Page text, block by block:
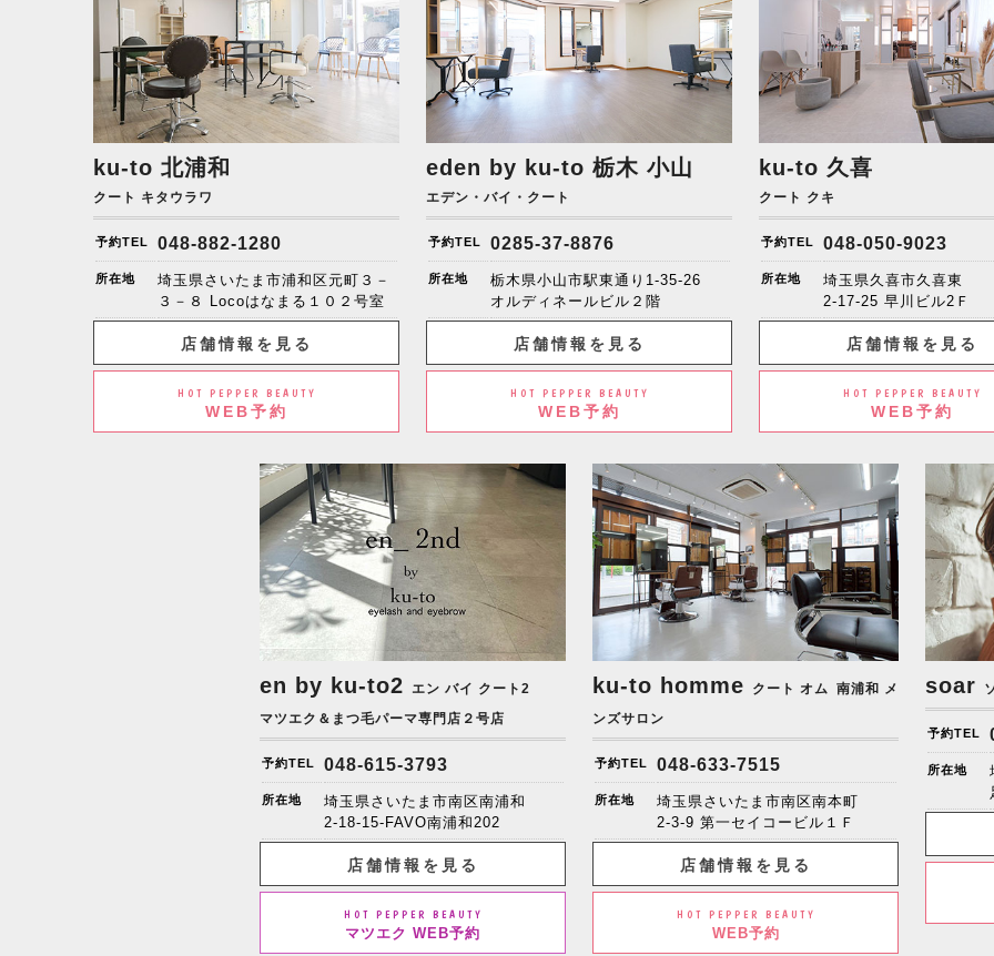
ku-to 北浦和
クート キタウラワ
予約TEL 048-882-1280
所在地
埼玉県さいたま市浦和区元町３－
３－８ Locoはなまる１０２号室
店舗情報を見る
HOT PEPPER BEAUTY
WEB予約
eden by ku-to 栃木 小山
エデン・バイ・クート
予約TEL 0285-37-8876
所在地
栃木県小山市駅東通り1-35-26
オルディネールビル２階
店舗情報を見る
HOT PEPPER BEAUTY
WEB予約
ku-to 久喜
クート クキ
予約TEL 048-050-9023
所在地
埼玉県久喜市久喜東
2-17-25 早川ビル2Ｆ
店舗情報を見る
HOT PEPPER BEAUTY
WEB予約
en by ku-to2
エン バイ クート2
マツエク＆まつ毛パーマ専門店２号店
予約TEL 048-615-3793
所在地
埼玉県さいたま市南区南浦和
2-18-15-FAVO南浦和202
店舗情報を見る
HOT PEPPER BEAUTY
マツエク WEB予約
ku-to homme クート オム 南浦和 メ
ンズサロン
予約TEL 048-633-7515
所在地
埼玉県さいたま市南区南本町
2-3-9 第一セイコービル１Ｆ
店舗情報を見る
HOT PEPPER BEAUTY
WEB予約
soar
予約TEL
所在地